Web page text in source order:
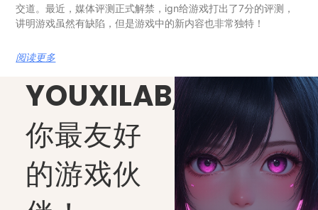
交道。最近，媒体评测正式解禁，ign给游戏打出了7分的评测，
讲明游戏虽然有缺陷，但是游戏中的新内容也非常独特！
阅读更多
YOUXILAB,
你最友好
的游戏伙